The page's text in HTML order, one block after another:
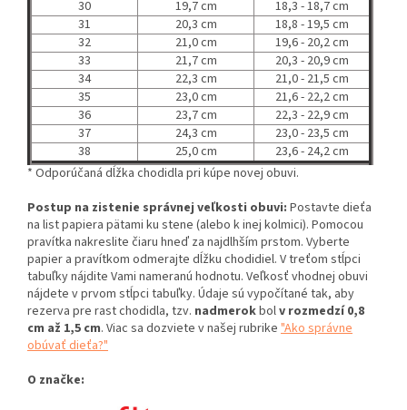
30 19,7 cm
18,3 - 18,7 cm
31
20,3 cm
18,8 - 19,5 cm
32
21,0 cm
19,6 - 20,2 cm
33
21,7 cm
20,3 - 20,9 cm
34
22,3 cm
21,0 - 21,5 cm
35
23,0 cm
21,6 - 22,2 cm
36
23,7 cm
22,3 - 22,9 cm
37
24,3 cm
23,0 - 23,5 cm
38
25,0 cm
23,6 - 24,2 cm
* Odporúčaná dĺžka chodidla pri kúpe novej obuvi.
Postup na zistenie správnej veľkosti obuvi: Postavte dieťa
na list papiera pätami ku stene (alebo k inej kolmici). Pomocou
pravítka nakreslite čiaru hneď za najdlhším prstom. Vyberte
papier a pravítkom odmerajte dĺžku chodidiel. V treťom stĺpci
tabuľky nájdite Vami nameranú hodnotu. Veľkosť vhodnej obuvi
nájdete v prvom stĺpci tabuľky. Údaje sú vypočítané tak, aby
rezerva pre rast chodidla, tzv. nadmerokbolv rozmedzí 0,8
cm až 1,5 cm. Viac sa dozviete v našej rubrike "Ako správne
obúvať dieťa?"
O značke: